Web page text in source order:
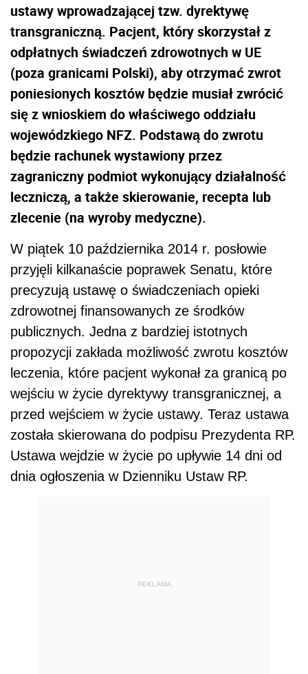
ustawy wprowadzającej tzw. dyrektywę
transgraniczną. Pacjent, który skorzystał z
odpłatnych świadczeń zdrowotnych w UE
(poza granicami Polski), aby otrzymać zwrot
poniesionych kosztów będzie musiał zwrócić
się z wnioskiem do właściwego oddziału
wojewódzkiego NFZ. Podstawą do zwrotu
będzie rachunek wystawiony przez
zagraniczny podmiot wykonujący działalność
leczniczą, a także skierowanie, recepta lub
zlecenie (na wyroby medyczne).
W piątek 10 października 2014 r. posłowie
przyjęli kilkanaście poprawek Senatu, które
precyzują ustawę o świadczeniach opieki
zdrowotnej finansowanych ze środków
publicznych. Jedna z bardziej istotnych
propozycji zakłada możliwość zwrotu kosztów
leczenia, które pacjent wykonał za granicą po
wejściu w życie dyrektywy transgranicznej, a
przed wejściem w życie ustawy. Teraz ustawa
została skierowana do podpisu Prezydenta RP.
Ustawa wejdzie w życie po upływie 14 dni od
dnia ogłoszenia w Dzienniku Ustaw RP.
REKLAMA